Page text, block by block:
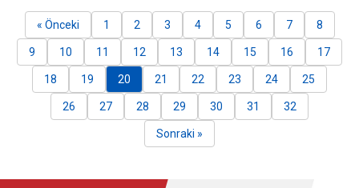
« Önceki 1 2 3 4 5 6 7 8
9 10 11 12 13 14 15 16 17
18 19 20 21 22 23 24 25
26 27 28 29 30 31 32
Sonraki »